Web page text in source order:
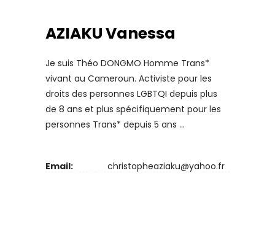
AZIAKU Vanessa
Je suis Théo DONGMO Homme Trans*
vivant au Cameroun. Activiste pour les
droits des personnes LGBTQI depuis plus
de 8 ans et plus spécifiquement pour les
personnes Trans* depuis 5 ans ...
Email: christopheaziaku@yahoo.fr